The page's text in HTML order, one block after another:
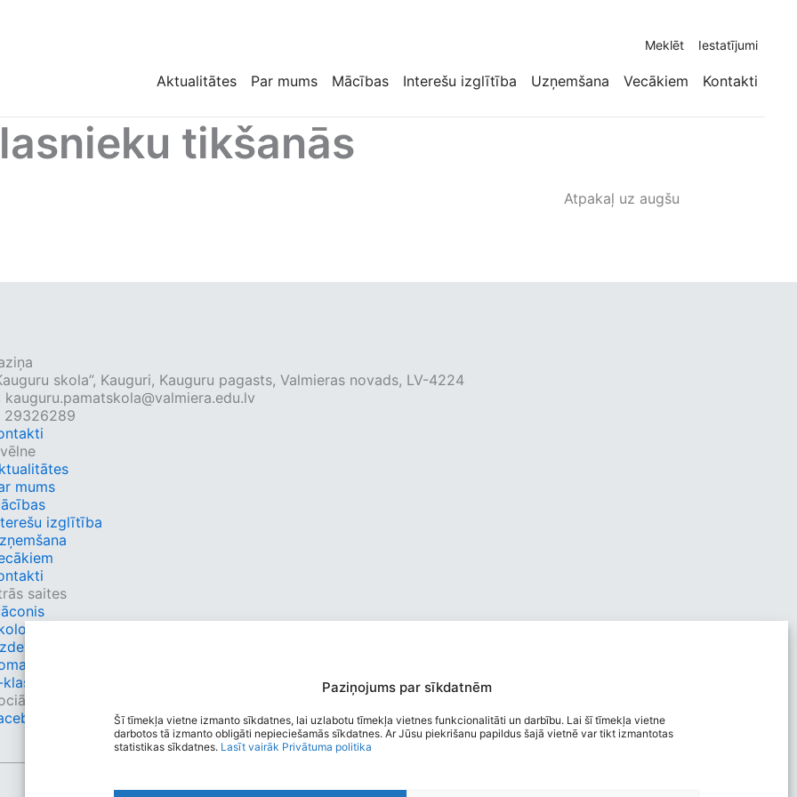
Paziņojums par sīkdatnēm
Šī tīmekļa vietne izmanto sīkdatnes, lai uzlabotu tīmekļa vietnes funkcionalitāti un darbību. Lai šī tīmekļa vietne
darbotos tā izmanto obligāti nepieciešamās sīkdatnes. Ar Jūsu piekrišanu papildus šajā vietnē var tikt izmantotas
statistikas sīkdatnes. Lasīt vairāk Privātuma politika
Meklēt Iestatījumi
Aktualitātes Par mums Mācības Interešu izglītība Uzņemšana Vecākiem Kontakti
tikšanās
Atpakaļ uz augšu
skola”, Kauguri, Kauguru pagasts, Valmieras novads, LV-4224
kauguru.pamatskola@valmiera.edu.lv
29326289
mums
izglītība
saites
tīkli